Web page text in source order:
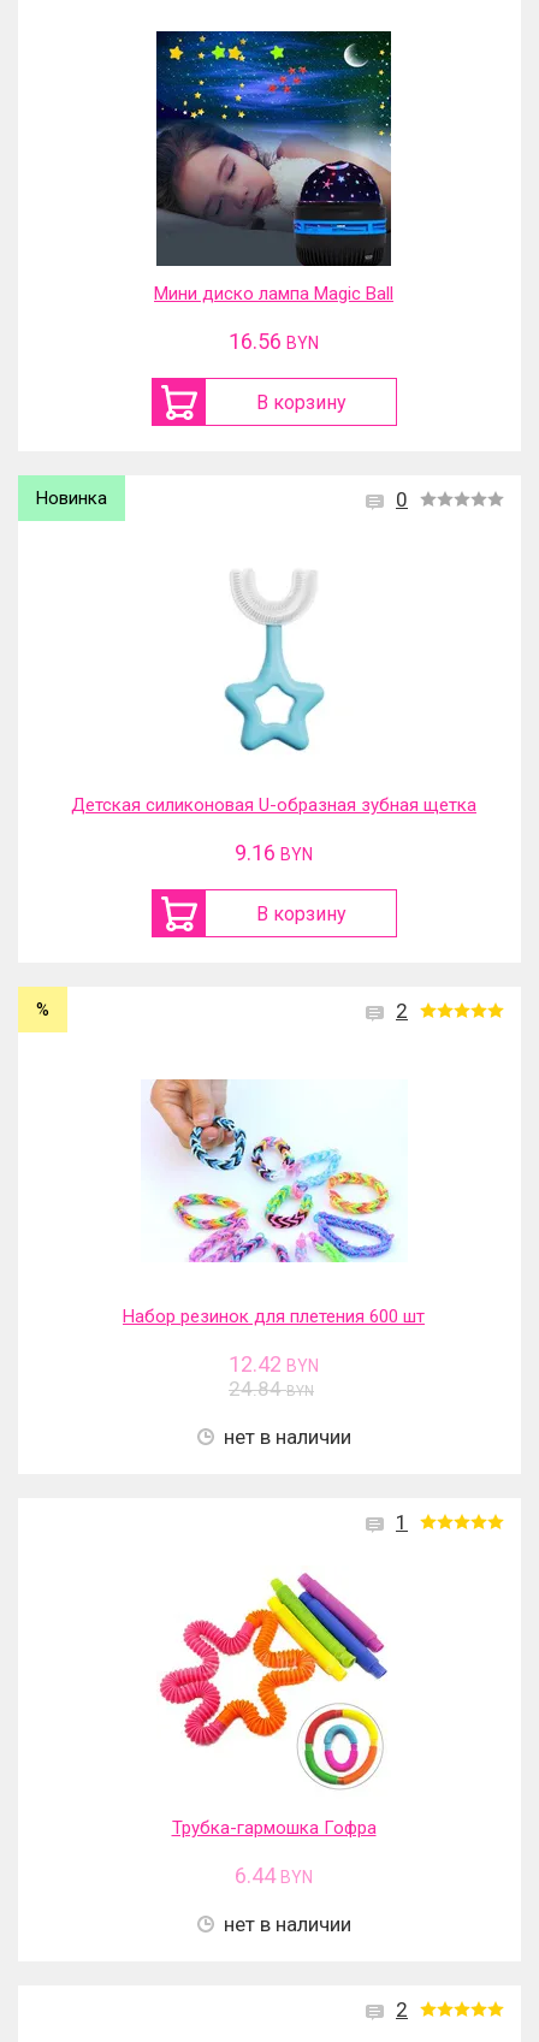
Мини диско лампа Magic Ball
16.56 BYN
В корзину
0
Новинка
Детская силиконовая U-образная зубная щетка
9.16 BYN
В корзину
2
%
Набор резинок для плетения 600 шт
12.42 BYN
24.84 BYN
нет в наличии
1
Трубка-гармошка Гофра
6.44 BYN
нет в наличии
2